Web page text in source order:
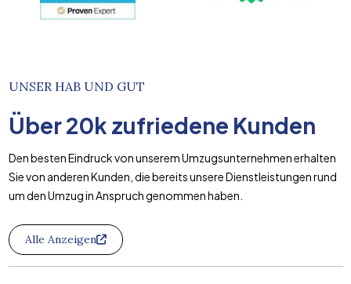
UNSER HAB UND GUT
Über20k zufriedene Kunden
Den besten Eindruck von unserem Umzugsunternehmen erhalten
Sie von anderen Kunden, die bereits unsere Dienstleistungen rund
um den Umzug in Anspruch genommen haben.
Alle Anzeigen